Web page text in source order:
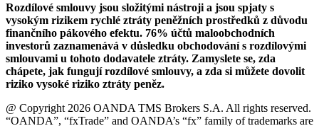
Rozdílové smlouvy jsou složitými nástroji a jsou spjaty s
vysokým rizikem rychlé ztráty peněžních prostředků z důvodu
finančního pákového efektu. 76% účtů maloobchodních
investorů zaznamenává v důsledku obchodování s rozdílovými
smlouvami u tohoto dodavatele ztráty. Zamyslete se, zda
chápete, jak fungují rozdílové smlouvy, a zda si můžete dovolit
riziko vysoké riziko ztráty peněz.
@ Copyright 2026 OANDA TMS Brokers S.A. All rights reserved.
“OANDA”, “fxTrade” and OANDA’s “fx” family of trademarks are